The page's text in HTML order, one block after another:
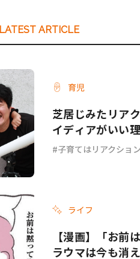
LATEST ARTICLE
育児
芝居じみたリア
イディアがいい
子育てはリアクショ
ライフ
【漫画】「お
ラウマは今も消